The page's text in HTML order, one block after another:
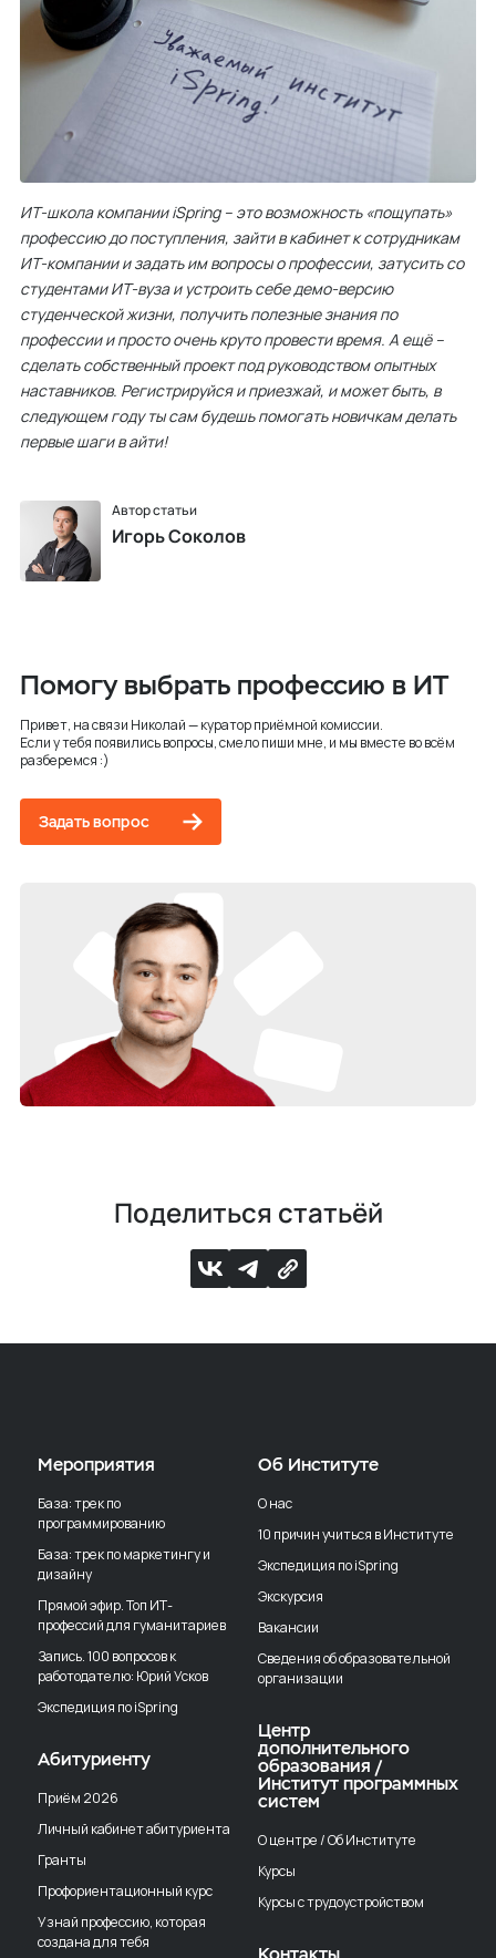
ИТ-школа компании iSpring – это возможность «пощупать»
профессию до поступления, зайти в кабинет к сотрудникам
ИТ-компании и задать им вопросы о профессии, затусить со
студентами ИТ-вуза и устроить себе демо-версию
студенческой жизни, получить полезные знания по
профессии и просто очень круто провести время. А ещё –
сделать собственный проект под руководством опытных
наставников. Регистрируйся и приезжай, и может быть, в
следующем году ты сам будешь помогать новичкам делать
первые шаги в айти!
Автор статьи
Игорь Соколов
Помогу выбрать профессию в ИТ
Привет, на связи Николай — куратор приёмной комиссии.
Если у тебя появились вопросы, смело пиши мне, и мы вместе во всём
разберемся :)
Задать вопрос
Поделиться статьёй
Мероприятия
База: трек по
программированию
База: трек по маркетингу и
дизайну
Прямой эфир. Топ ИТ-
профессий для гуманитариев
Запись. 100 вопросов к
работодателю: Юрий Усков
Экспедиция по iSpring
Абитуриенту
Приём 2026
Личный кабинет абитуриента
Гранты
Профориентационный курс
Узнай профессию, которая
создана для тебя
Об Институте
О нас
10 причин учиться в Институте
Экспедиция по iSpring
Экскурсия
Вакансии
Сведения об образовательной
организации
Центр
дополнительного
образования /
Институт программных
систем
О центре / Об Институте
Курсы
Курсы с трудоустройством